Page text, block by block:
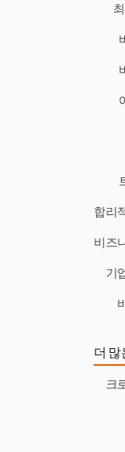
합리
비즈
기
더 많
크